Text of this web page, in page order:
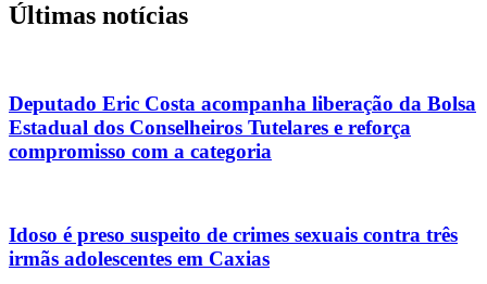
Últimas notícias
Deputado Eric Costa acompanha liberação da Bolsa
Estadual dos Conselheiros Tutelares e reforça
compromisso com a categoria
Idoso é preso suspeito de crimes sexuais contra três
irmãs adolescentes em Caxias